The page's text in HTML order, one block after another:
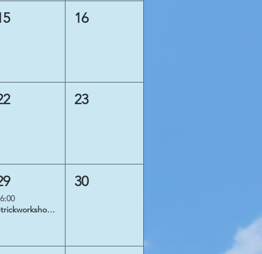
16
23
Strickworkshop Patchworkstricken
30